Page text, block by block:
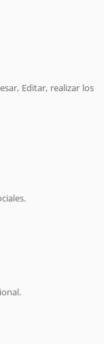
Editar, realizar los